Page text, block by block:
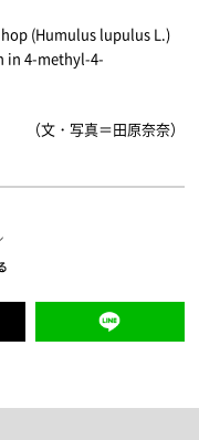
(Humulus lupulus L.)
in 4-methyl-4-
（文・写真＝田原奈奈）